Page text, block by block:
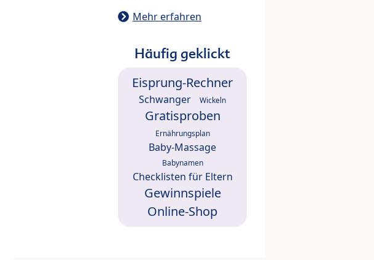
Mehr erfahren
Häufig geklickt
Eisprung-Rechner
Schwanger Wickeln
Gratisproben
Ernährungsplan
Baby-Massage
Babynamen
Checklisten für Eltern
Gewinnspiele
Online-Shop